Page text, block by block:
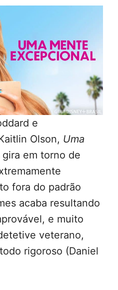
e
Olson, Uma
gira em torno de
fora do padrão
acaba resultando
e muito
veterano,
rigoroso (Daniel